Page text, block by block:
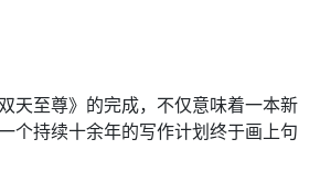
天至尊》的完成，不仅意味着一本新
个持续十余年的写作计划终于画上句